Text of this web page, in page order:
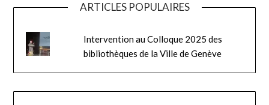
ARTICLES POPULAIRES
Intervention au Colloque 2025 des
bibliothèques de la Ville de Genève